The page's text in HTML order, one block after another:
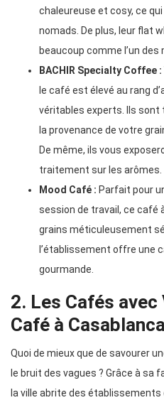
chaleureuse et cosy, ce
nomads. De plus, leur flat
beaucoup comme l’un des
BACHIR Specialty Coffee :
le café est élevé au rang
véritables experts. Ils sont
la provenance de votre
De même, ils vous
traitement sur les arômes.
Mood Café : Parfait pour
session de travail, ce café
grains méticuleusement
l’établissement offre une
gourmande.
2. Les Cafés avec
Café à
Quoi de mieux que de savourer
le bruit des vagues ? Grâce à
la ville abrite des